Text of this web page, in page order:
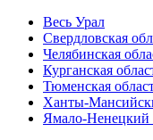
Весь Урал
Свердловская
Челябинская
Курганская
Тюменская
Ханты-
Ямало-Ненецкий